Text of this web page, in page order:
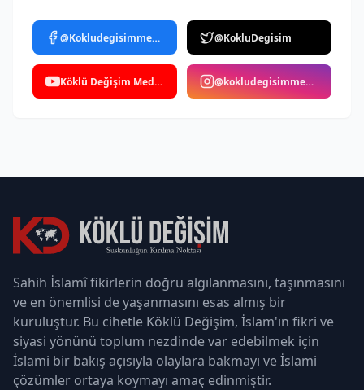
@Kokludegisimmedya @KokluDegisim
Köklü Değişim Medya @kokludegisimmedya
Sahih İslamî fikirlerin doğru algılanmasını, taşınmasını
ve en önemlisi de yaşanmasını esas almış bir
kuruluştur. Bu cihetle Köklü Değişim, İslam'ın fikri ve
siyasi yönünü toplum nezdinde var edebilmek için
İslami bir bakış açısıyla olaylara bakmayı ve İslami
çözümler ortaya koymayı amaç edinmiştir.